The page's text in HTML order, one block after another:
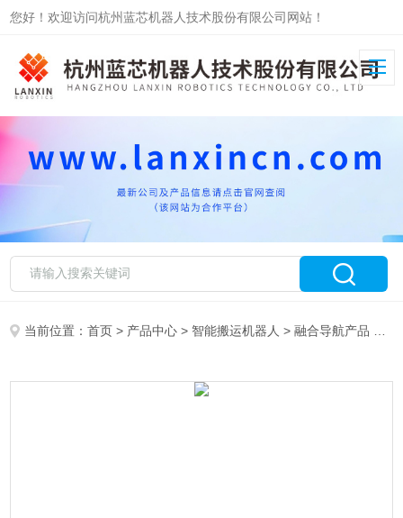
您好！欢迎访问杭州蓝芯机器人技术股份有限公司网站！
当前位置：首页 > 产品中心 > 智能搬运机器人 >融合导航产品